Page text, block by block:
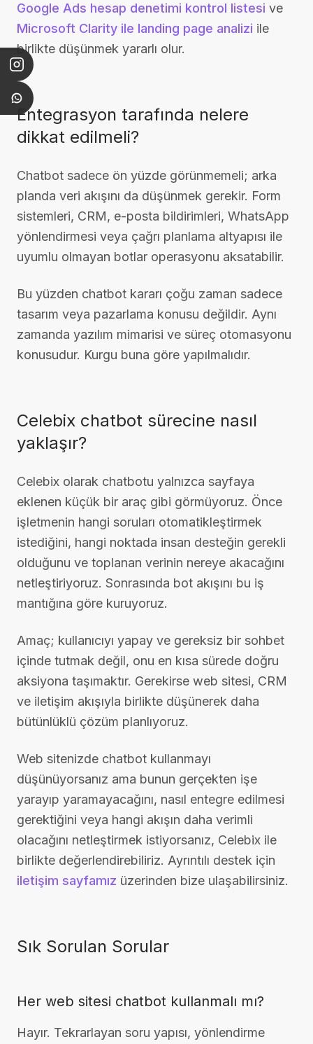
Google Ads hesap denetimi kontrol listesi ve
Microsoft Clarity ile landing page analizi ile
birlikte düşünmek yararlı olur.
Entegrasyon tarafında nelere
dikkat edilmeli?
Chatbot sadece ön yüzde görünmemeli; arka
planda veri akışını da düşünmek gerekir. Form
sistemleri, CRM, e-posta bildirimleri, WhatsApp
yönlendirmesi veya çağrı planlama altyapısı ile
uyumlu olmayan botlar operasyonu aksatabilir.
Bu yüzden chatbot kararı çoğu zaman sadece
tasarım veya pazarlama konusu değildir. Aynı
zamanda yazılım mimarisi ve süreç otomasyonu
konusudur. Kurgu buna göre yapılmalıdır.
Celebix chatbot sürecine nasıl
yaklaşır?
Celebix olarak chatbotu yalnızca sayfaya
eklenen küçük bir araç gibi görmüyoruz. Önce
işletmenin hangi soruları otomatikleştirmek
istediğini, hangi noktada insan desteğin gerekli
olduğunu ve toplanan verinin nereye akacağını
netleştiriyoruz. Sonrasında bot akışını bu iş
mantığına göre kuruyoruz.
Amaç; kullanıcıyı yapay ve gereksiz bir sohbet
içinde tutmak değil, onu en kısa sürede doğru
aksiyona taşımaktır. Gerekirse web sitesi, CRM
ve iletişim akışıyla birlikte düşünerek daha
bütünlüklü çözüm planlıyoruz.
Web sitenizde chatbot kullanmayı
düşünüyorsanız ama bunun gerçekten işe
yarayıp yaramayacağını, nasıl entegre edilmesi
gerektiğini veya hangi akışın daha verimli
olacağını netleştirmek istiyorsanız, Celebix ile
birlikte değerlendirebiliriz. Ayrıntılı destek için
iletişim sayfamız üzerinden bize ulaşabilirsiniz.
Sık Sorulan Sorular
Her web sitesi chatbot kullanmalı mı?
Hayır. Tekrarlayan soru yapısı, yönlendirme